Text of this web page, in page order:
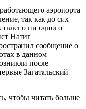
аэропорта
так как до сих
ни одного
Натиг
сообщение о
в данном
после
Загатальский
чтобы читать больше